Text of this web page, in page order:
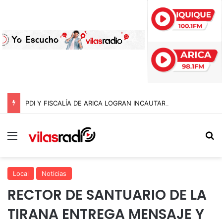
Menú
Local Noticias
RECTOR DE SANTUARIO DE LA
TIRANA ENTREGA MENSAJE Y